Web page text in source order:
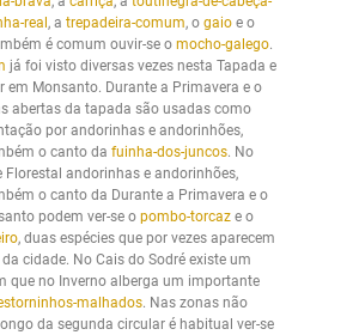
real, a trepadeira-comum, o gaio e o
é comum ouvir-se o mocho-galego.
já foi visto diversas vezes nesta Tapada e
em Monsanto. Durante a Primavera e o
abertas da tapada são usadas como
por andorinhas e andorinhões,
o canto da fuinha-dos-juncos. No
Florestal andorinhas e andorinhões,
o canto da Durante a Primavera e o
podem ver-se o pombo-torcaz e o
, duas espécies que por vezes aparecem
cidade. No Cais do Sodré existe um
que no Inverno alberga um importante
malhados. Nas zonas não
da segunda circular é habitual ver-se